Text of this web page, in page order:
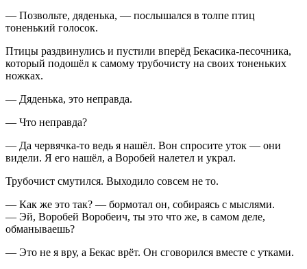
— Позвольте, дяденька, — послышался в толпе птиц
тоненький голосок.
Птицы раздвинулись и пустили вперёд Бекасика-песочника,
который подошёл к самому трубочисту на своих тоненьких
ножках.
— Дяденька, это неправда.
— Что неправда?
— Да червячка-то ведь я нашёл. Вон спросите уток — они
видели. Я его нашёл, а Воробей налетел и украл.
Трубочист смутился. Выходило совсем не то.
— Как же это так? — бормотал он, собираясь с мыслями.
— Эй, Воробей Воробеич, ты это что же, в самом деле,
обманываешь?
— Это не я вру, а Бекас врёт. Он сговорился вместе с утками.